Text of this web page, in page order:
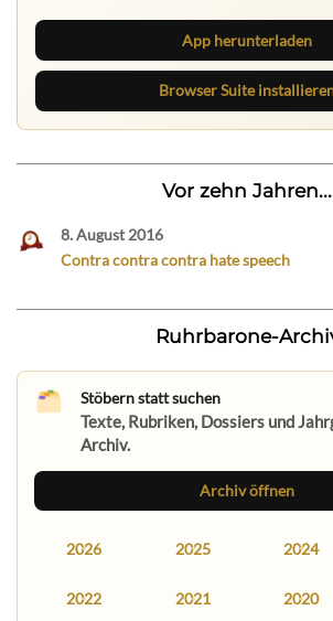
App herunterladen
Browser Suite
Vor zehn Jahren...
8. August 2016
Contra contra contra hate speech
Ruhrbarone-
Stöbern statt suchen
Texte, Rubriken, Dossiers und
Archiv.
Archiv öffnen
2026 2025 2024
2022 2021 2020